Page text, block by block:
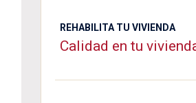
REHABILITA TU VIVIENDA
Calidad en tu